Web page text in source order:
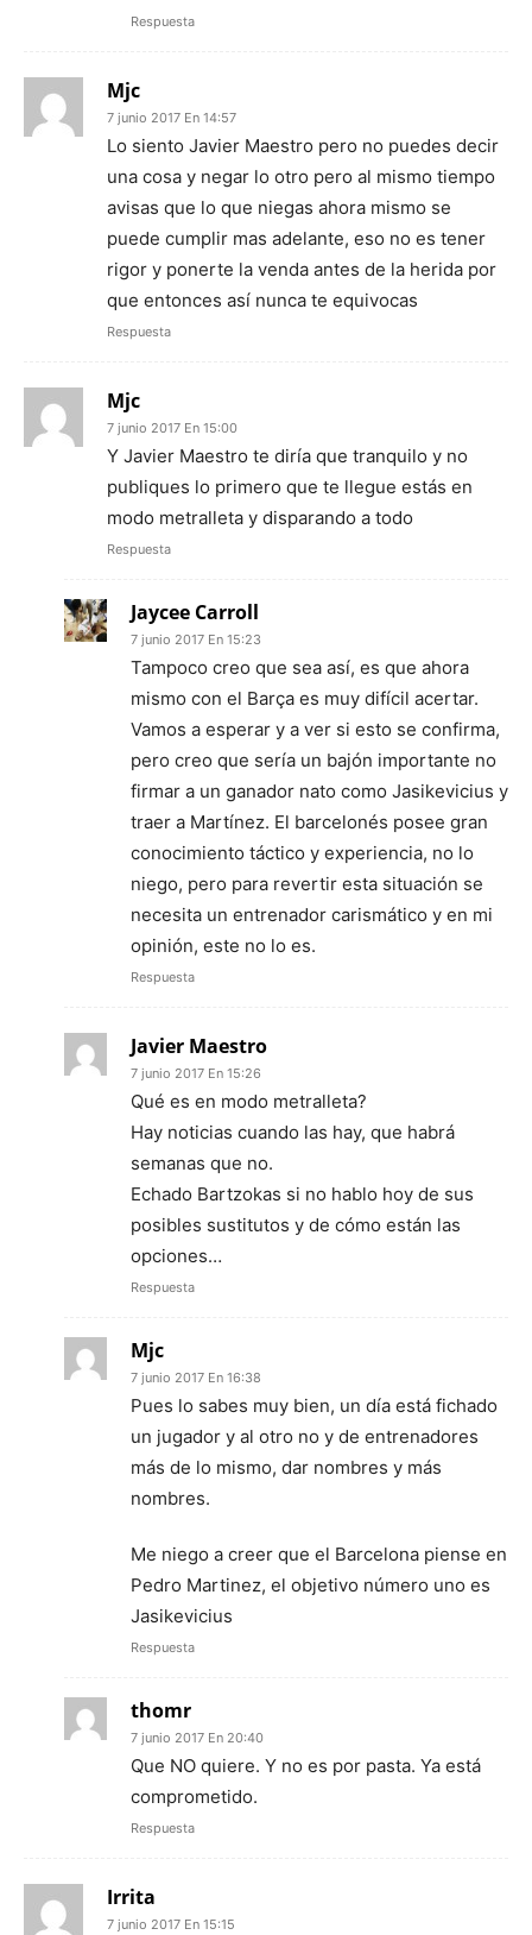
Respuesta
Mjc
7 junio 2017 En 14:57
Lo siento Javier Maestro pero no puedes decir
una cosa y negar lo otro pero al mismo tiempo
avisas que lo que niegas ahora mismo se
puede cumplir mas adelante, eso no es tener
rigor y ponerte la venda antes de la herida por
que entonces así nunca te equivocas
Respuesta
Mjc
7 junio 2017 En 15:00
Y Javier Maestro te diría que tranquilo y no
publiques lo primero que te llegue estás en
modo metralleta y disparando a todo
Respuesta
Jaycee Carroll
7 junio 2017 En 15:23
Tampoco creo que sea así, es que ahora
mismo con el Barça es muy difícil acertar.
Vamos a esperar y a ver si esto se confirma,
pero creo que sería un bajón importante no
firmar a un ganador nato como Jasikevicius y
traer a Martínez. El barcelonés posee gran
conocimiento táctico y experiencia, no lo
niego, pero para revertir esta situación se
necesita un entrenador carismático y en mi
opinión, este no lo es.
Respuesta
Javier Maestro
7 junio 2017 En 15:26
Qué es en modo metralleta?
Hay noticias cuando las hay, que habrá
semanas que no.
Echado Bartzokas si no hablo hoy de sus
posibles sustitutos y de cómo están las
opciones…
Respuesta
Mjc
7 junio 2017 En 16:38
Pues lo sabes muy bien, un día está fichado
un jugador y al otro no y de entrenadores
más de lo mismo, dar nombres y más
nombres.
Me niego a creer que el Barcelona piense en
Pedro Martinez, el objetivo número uno es
Jasikevicius
Respuesta
thomr
7 junio 2017 En 20:40
Que NO quiere. Y no es por pasta. Ya está
comprometido.
Respuesta
Irrita
7 junio 2017 En 15:15